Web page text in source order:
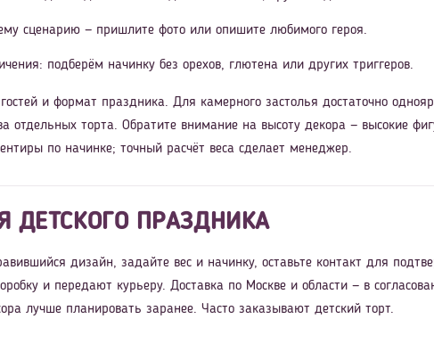
сценарию — пришлите фото или опишите любимого героя.
подберём начинку без орехов, глютена или других триггеров.
и формат праздника. Для камерного застолья достаточно
отдельных торта. Обратите внимание на высоту декора — высокие
по начинке; точный расчёт веса сделает менеджер.
ДЕТСКОГО ПРАЗДНИКА
дизайн, задайте вес и начинку, оставьте контакт для
и передают курьеру. Доставка по Москве и области — в
лучше планировать заранее. Часто заказывают детский торт.